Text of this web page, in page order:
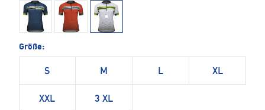
Größe:
S M L XL
XXL 3 XL